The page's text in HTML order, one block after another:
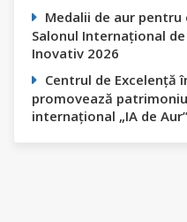
Medalii de aur
Salonul Internațional
Inovativ 2026
Centrul de Excelență
promovează
internațional „IA de